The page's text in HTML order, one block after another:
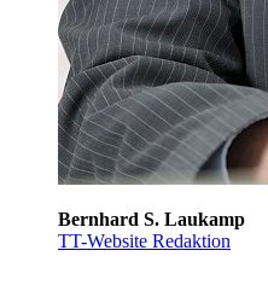
Bernhard S. Laukamp
TT-Website Redaktion